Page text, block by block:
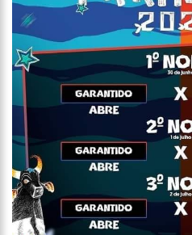
16:58 Vem ai o Bloco